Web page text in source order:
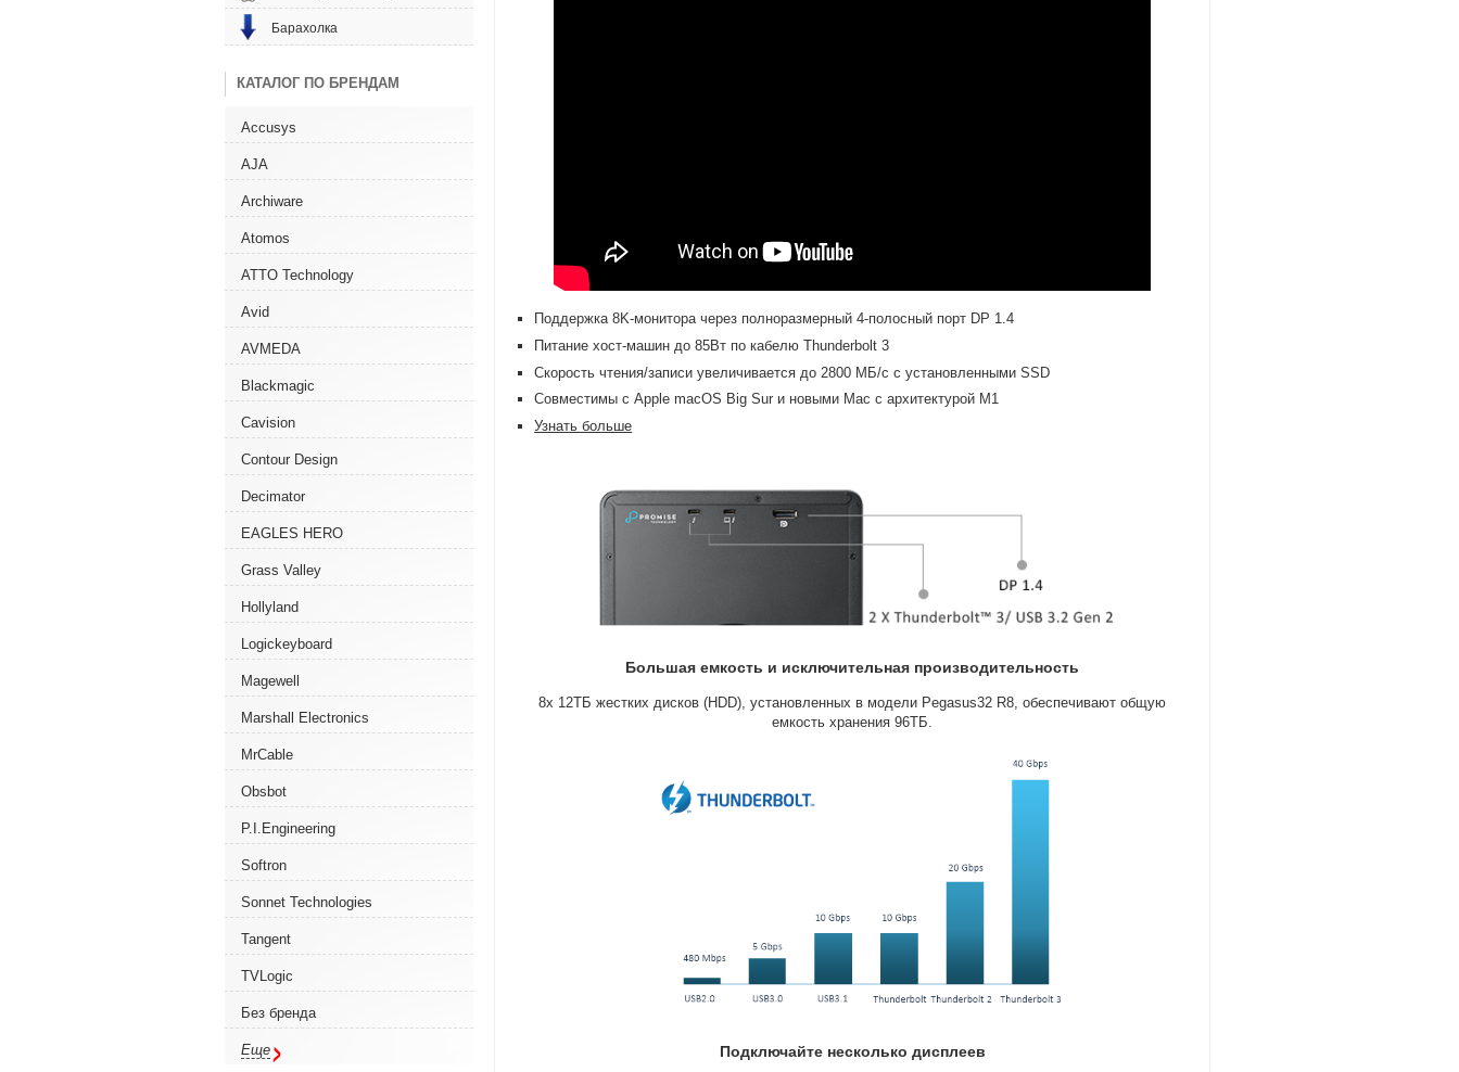
Барахолка
КАТАЛОГ ПО БРЕНДАМ
Accusys
AJA
Archiware
Atomos
ATTO Technology
Avid
AVMEDA
Blackmagic
Cavision
Contour Design
Decimator
EAGLES HERO
Grass Valley
Hollyland
Logickeyboard
Magewell
Marshall Electronics
MrCable
Obsbot
P.I.Engineering
Softron
Sonnet Technologies
Tangent
TVLogic
Без бренда
Еще
Поддержка 8K-монитора через полноразмерный 4-полосный порт DP 1.4
Питаниехост-машин до 85Вт по кабелю Thunderbolt 3
Скорость чтения/записи увеличивается до 2800 МБ/с с установленными SSD
Совместимы с Apple macOS Big Sur и новыми Mac с архитектурой M1
Узнать больше
Большая емкость и исключительная производительность
8х 12ТБ жестких дисков (HDD), установленных в модели Pegasus32 R8, обеспечивают общую
емкость хранения 96ТБ.
Подключайте несколько дисплеев